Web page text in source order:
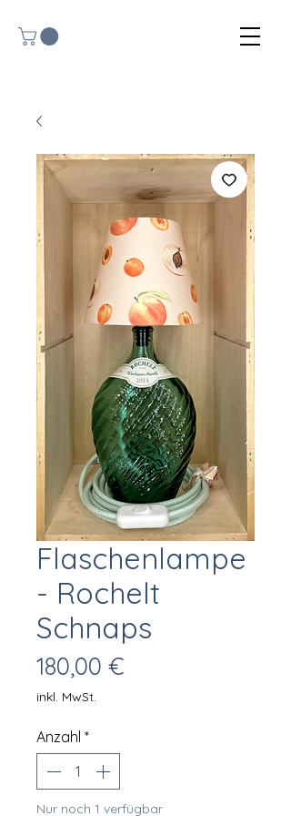
Flaschenlampe
- Rochelt
Schnaps
180,00 €
inkl. MwSt.
Anzahl *
Nur noch 1 verfügbar